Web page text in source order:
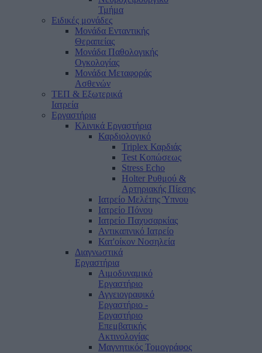
Τμήμα
Ειδικές μονάδες
Μονάδα Ενταντικής
Θεραπείας
Μονάδα Παθολογικής
Ογκολογίας
Μονάδα Μεταφοράς
Ασθενών
ΤΕΠ & Εξωτερικά
Ιατρεία
Εργαστήρια
Κλινικά Εργαστήρια
Καρδιολογικό
Triplex Καρδιάς
Test Κοπώσεως
Stress Echo
Holter Ρυθμού &
Αρτηριακής Πίεσης
Ιατρείο Μελέτης Ύπνου
Ιατρείο Πόνου
Ιατρείο Παχυσαρκίας
Αντικαπνικό Ιατρείο
Κατ'οίκον Νοσηλεία
Διαγνωστικά
Εργαστήρια
Αιμοδυναμικό
Εργαστήριο
Αγγειογραφικό
Εργαστήριο -
Εργαστήριο
Επεμβατικής
Ακτινολογίας
Μαγνητικός Τομογράφος